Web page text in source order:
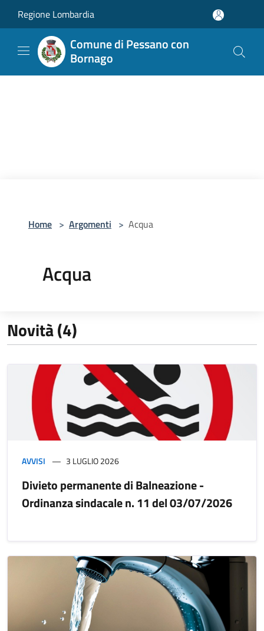
Regione Lombardia
Comune di Pessano con
Bornago
Home > Argomenti > Acqua
Acqua
Novità (4)
AVVISI 3 LUGLIO 2026
Divieto permanente di Balneazione -
Ordinanza sindacale n. 11 del 03/07/2026